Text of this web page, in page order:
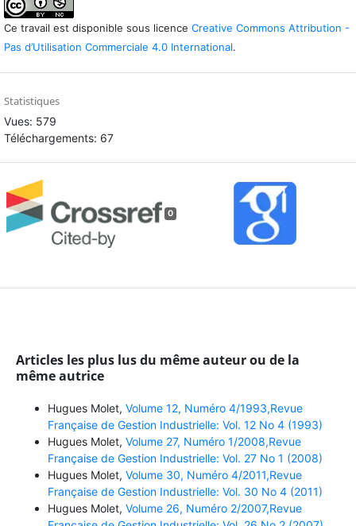
Ce travail est disponible sous licence Creative Commons Attribution -
Pas d’Utilisation Commerciale 4.0 International.
Statistiques
Vues: 579
Téléchargements: 67
0
Articles les plus lus du même auteur ou de la
même autrice
Hugues Molet, Volume 12, Numéro 4/1993,Revue
Française de Gestion Industrielle: Vol. 12 No 4 (1993)
Hugues Molet, Volume 27, Numéro 1/2008,Revue
Française de Gestion Industrielle: Vol. 27 No 1 (2008)
Hugues Molet, Volume 30, Numéro 4/2011,Revue
Française de Gestion Industrielle: Vol. 30 No 4 (2011)
Hugues Molet, Volume 26, Numéro 2/2007,Revue